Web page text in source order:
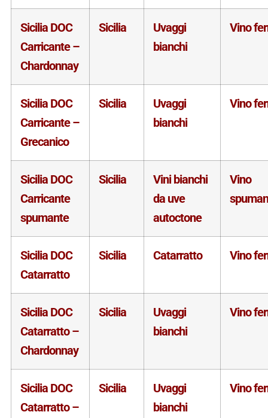
Sicilia DOC
Carricante –
Chardonnay
Sicilia
Uvaggi
bianchi
Vino
Sicilia DOC
Carricante –
Grecanico
Sicilia
Uvaggi
bianchi
Vino
Sicilia DOC
Carricante
spumante
Sicilia
Vini bianchi
da uve
autoctone
Vino
Sicilia DOC
Catarratto
Sicilia Catarratto Vino
Sicilia DOC
Catarratto –
Chardonnay
Sicilia
Uvaggi
bianchi
Vino
Sicilia DOC
Catarratto –
Sicilia
Uvaggi
bianchi
Vino